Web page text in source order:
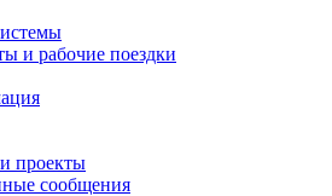
и рабочие поездки
проекты
сообщения